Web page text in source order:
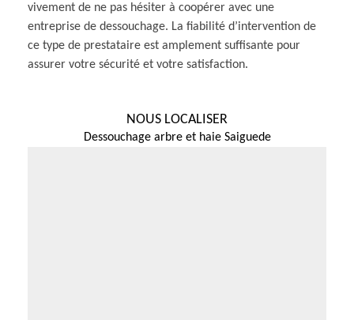
vivement de ne pas hésiter à coopérer avec une
entreprise de dessouchage. La fiabilité d’intervention de
ce type de prestataire est amplement suffisante pour
assurer votre sécurité et votre satisfaction.
NOUS LOCALISER
Dessouchage arbre et haie Saiguede